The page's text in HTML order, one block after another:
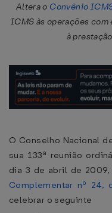
Altera o Convênio
ICMS às operações
à
O Conselho Nacional
sua 133ª reunião
dia 3 de abril de
Complementar nº
celebrar o seguinte